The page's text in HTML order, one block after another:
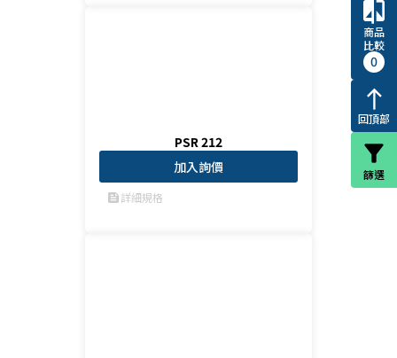
PSR 212
加入詢價
feed詳細規格
compare
商品
比較
0
north
回頂部
filter_alt
篩選